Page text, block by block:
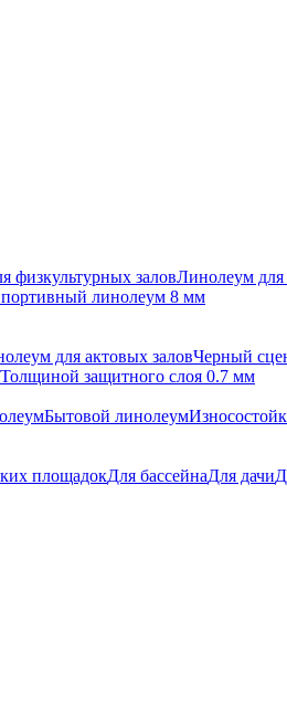
физкультурных заловЛинолеум для
линолеум 8 мм
для актовых заловЧерный
Толщиной защитного слоя 0.7 мм
Бытовой линолеум
площадокДля бассейнаДля дачи